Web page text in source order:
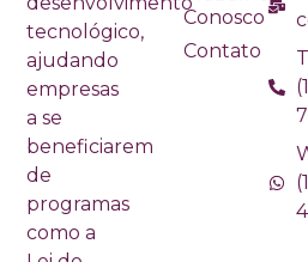
tecnológico,
ajudando
empresas
a se
beneficiarem
de
programas
como a
Conosco
Contato